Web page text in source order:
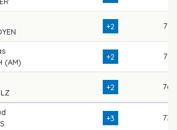
+2 71
(AM)
+2 71
+2 76
+3 73